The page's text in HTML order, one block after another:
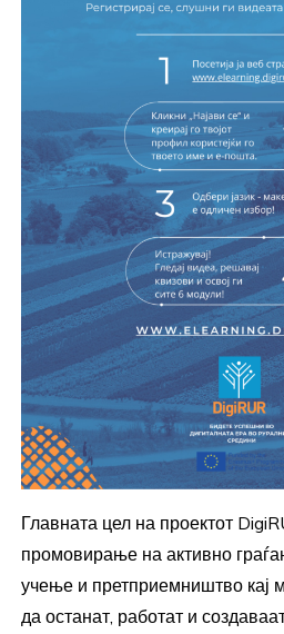
Главната цел на проектот
промовирање на активно
учење и претприемништво кај
да останат, работат и